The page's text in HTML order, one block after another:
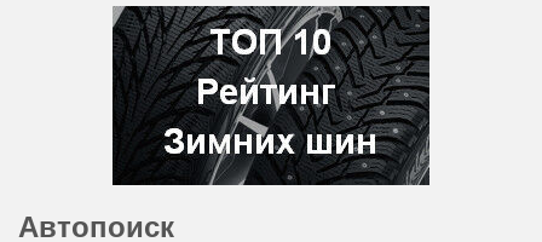
Автопоиск